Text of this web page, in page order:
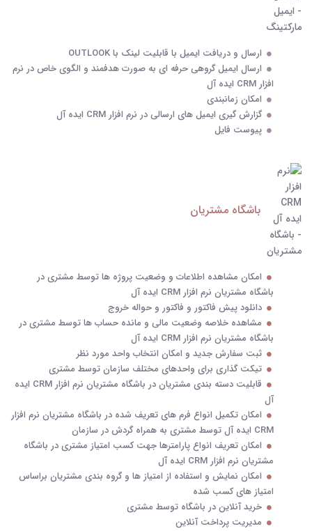
ارسال و دریافت ایمیل با قابلیت لینک با OUTLOOK
ارسال ایمیل گروهی حرفه ای به صورت هدفمند و الگوی خاص در نرم
افزار CRM ایده آل
امکان زمانبندی
گزارش گیری ایمیل های ارسالی در نرم افزار CRM ایده آل
پیوست فایل
باشگاه مشتریان
امکان مشاهده اطلاعات و وضعیت پروژه ها توسط مشتری در
باشگاه مشتریان نرم افزار CRM ایده آل
دانلود پیش فاکتور و فاکتور و حواله خروج
مشاهده خلاصه وضعیت مالی و مانده حساب ها توسط مشتری در
باشگاه مشتریان نرم افزار CRM ایده آل
ثبت سفارش جدید و امکان انتخاب واحد مورد نظر
تیکت گذاری برای واحدهای مختلف سازمان توسط مشتری
قابلیت دسته بندی مشتریان در باشگاه مشتریان نرم افزار CRM ایده
آل
امکان تکمیل انواع فرم های تعریف شده در باشگاه مشتریان نرم افزار
CRM ایده آل توسط مشتری به همراه گردش در سازمان
امکان تعریف انواع پارامترها جهت کسب امتیاز مشتری در باشگاه
مشتریان نرم افزار CRM ایده آل
امکان نمایش و استفاده از امتیاز ها و گروه بندی مشتریان براساس
امتیاز های کسب شده
خرید آنلاین در باشگاه توسط مشتری
مدیریت پرداخت آنلاین